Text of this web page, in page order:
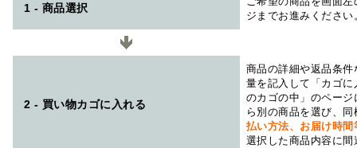
1 - 商品選択
ジまでお進みください
2 - 買い物カゴに入れる
商品の詳細や返品条
量を記入して「カゴ
のカゴの中」のペー
ら別の商品を選び、
払い方法、お届け時
選択した商品内容に